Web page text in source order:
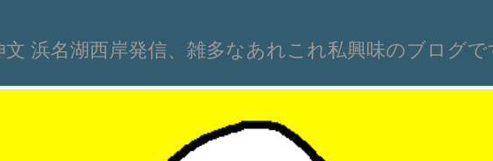
文 浜名湖西岸発信、雑多なあれこれ私興味のブログで